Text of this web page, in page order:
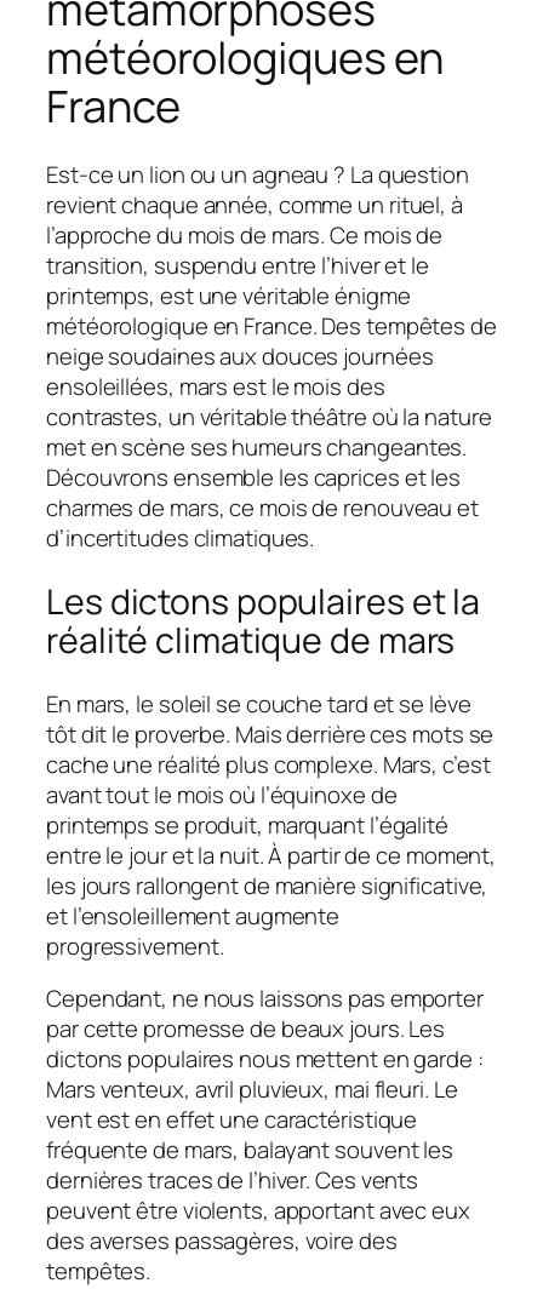
météorologiques en
France
Est-ce un lion ou un agneau ? La question
revient chaque année, comme un rituel, à
l’approche du mois de mars. Ce mois de
transition, suspendu entre l’hiver et le
printemps, est une véritable énigme
météorologique en France. Des tempêtes de
neige soudaines aux douces journées
ensoleillées, mars est le mois des
contrastes, un véritable théâtre où la nature
met en scène ses humeurs changeantes.
Découvrons ensemble les caprices et les
charmes de mars, ce mois de renouveau et
d’incertitudes climatiques.
Les dictons populaires et la
réalité climatique de mars
En mars, le soleil se couche tard et se lève
tôt dit le proverbe. Mais derrière ces mots se
cache une réalité plus complexe. Mars, c’est
avant tout le mois où l’équinoxe de
printemps se produit, marquant l’égalité
entre le jour et la nuit. À partir de ce moment,
les jours rallongent de manière significative,
et l’ensoleillement augmente
progressivement.
Cependant, ne nous laissons pas emporter
par cette promesse de beaux jours. Les
dictons populaires nous mettent en garde :
Mars venteux, avril pluvieux, mai fleuri. Le
vent est en effet une caractéristique
fréquente de mars, balayant souvent les
dernières traces de l’hiver. Ces vents
peuvent être violents, apportant avec eux
des averses passagères, voire des
tempêtes.